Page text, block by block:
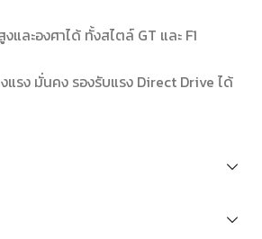
และองศาได้ ทั้งสไตล์ GT และ F1
รง มั่นคง รองรับแรง Direct Drive ได้